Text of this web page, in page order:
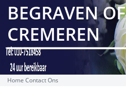
BEGRAVEN OF
CREMEREN
Home Contact Ons